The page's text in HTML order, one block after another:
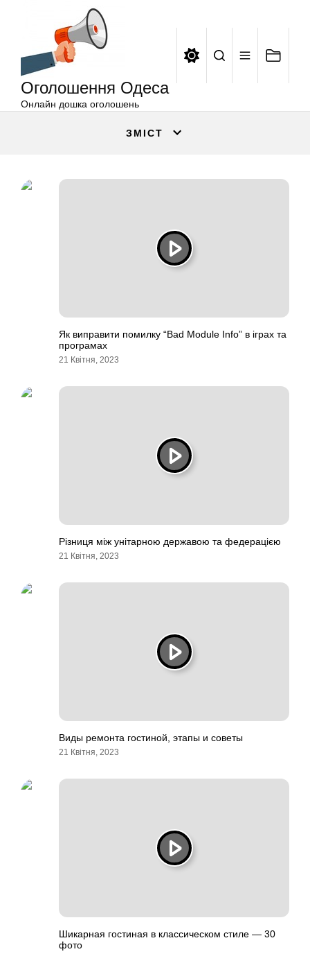
Оголошення Одеса
Онлайн дошка оголошень
ЗМІСТ
Як виправити помилку “Bad Module Info” в іграх та
програмах
21 Квітня, 2023
Різниця між унітарною державою та федерацією
21 Квітня, 2023
Виды ремонта гостиной, этапы и советы
21 Квітня, 2023
Шикарная гостиная в классическом стиле — 30
фото